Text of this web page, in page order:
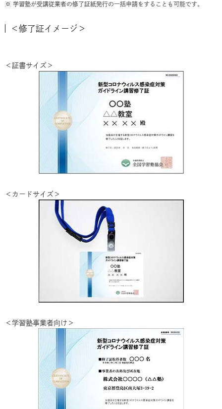
※ 学習塾が受講従業者の修了証紙発行の一括申請をすることも可能です。
＜修了証イメージ＞
＜証書サイズ＞
＜カードサイズ＞
＜学習塾事業者向け＞